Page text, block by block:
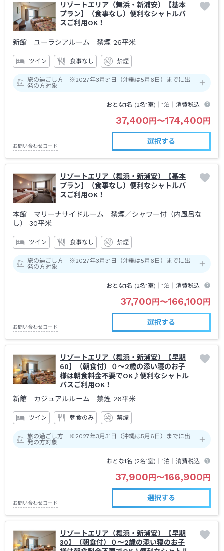
館内メンテナンス（電気設備点検）につきまして＞
2026年8月27日（木）に行います館内メンテナンスのご案内をさ
日時： 2026年8月27日（木）
時間： 10：30 ～ 18：00（予定）
チェックインは 18：00から開始
上記の時間帯 館内メンテナンスの為、全館停電となります。
ご連泊のお客様も上記の時間帯は館内及び室内にはご滞在いただ
レストランは18:00から、温浴施設SPAのご利用時間は21：00から
ボディケア、エステは全店舗終日休業となります。
リゾートエリア（舞浜・新浦安）【基本
プラン】（食事なし）便利なシャトルバ
スご利用OK！
新館 ユーラシアルーム 禁煙 26平米
ツイン 食事なし 禁煙
旅の過ごし方 ※2027年3月31日（沖縄は5月6日）までに出
発の方対象
おとな1名 (2名1室)｜1泊 ｜消費税込
37,400円〜174,400円
お問い合わせコード
選択する
リゾートエリア（舞浜・新浦安）【基本
プラン】（食事なし）便利なシャトルバ
スご利用OK！
本館 マリーナサイドルーム 禁煙／シャワー付（内風呂な
し） 30平米
ツイン 食事なし 禁煙
旅の過ごし方 ※2027年3月31日（沖縄は5月6日）までに出
発の方対象
おとな1名 (2名1室)｜1泊 ｜消費税込
37,700円〜166,100円
お問い合わせコード
選択する
リゾートエリア（舞浜・新浦安）【早期
60】（朝食付）０～2歳の添い寝のお子
様は朝食料金不要でOK♪便利なシャトル
バスご利用OK！
新館 カジュアルルーム 禁煙 26平米
ツイン 朝食のみ 禁煙
旅の過ごし方 ※2027年3月31日（沖縄は5月6日）までに出
発の方対象
おとな1名 (2名1室)｜1泊 ｜消費税込
37,900 円 〜166,900 円
お問い合わせコード
選択する
リゾートエリア（舞浜・新浦安）【早期
30】（朝食付）０～2歳の添い寝のお子